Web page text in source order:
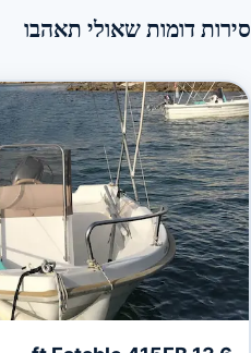
סירות דומות שאולי תאהבו